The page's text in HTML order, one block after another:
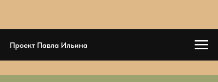
Проект Павла Ильина